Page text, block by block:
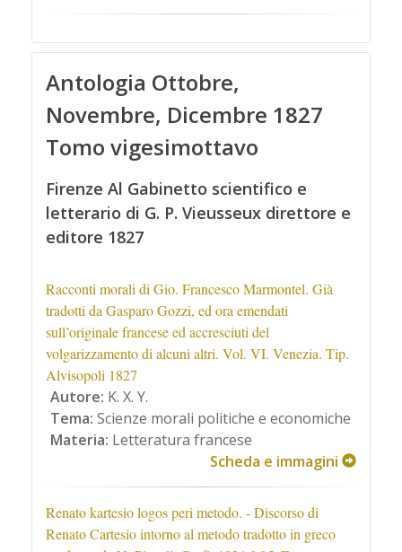
Antologia Ottobre,
Novembre, Dicembre 1827
Tomo vigesimottavo
Firenze Al Gabinetto scientifico e
letterario di G. P. Vieusseux direttore e
editore 1827
Racconti morali di Gio. Francesco Marmontel. Già
tradotti da Gasparo Gozzi, ed ora emendati
sull’originale francese ed accresciuti del
volgarizzamento di alcuni altri. Vol. VI. Venezia. Tip.
Alvisopoli 1827
Autore: K. X. Y.
Tema: Scienze morali politiche e economiche
Materia: Letteratura francese
Scheda e immagini
Renato kartesio logos peri metodo. - Discorso di
Renato Cartesio intorno al metodo tradotto in greco